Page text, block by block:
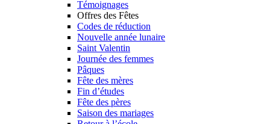
Témoignages
Offres des Fêtes
Codes de réduction
Nouvelle année lunaire
Saint Valentin
Journée des femmes
Pâques
Fête des mères
Fin d’études
Fête des pères
Saison des mariages